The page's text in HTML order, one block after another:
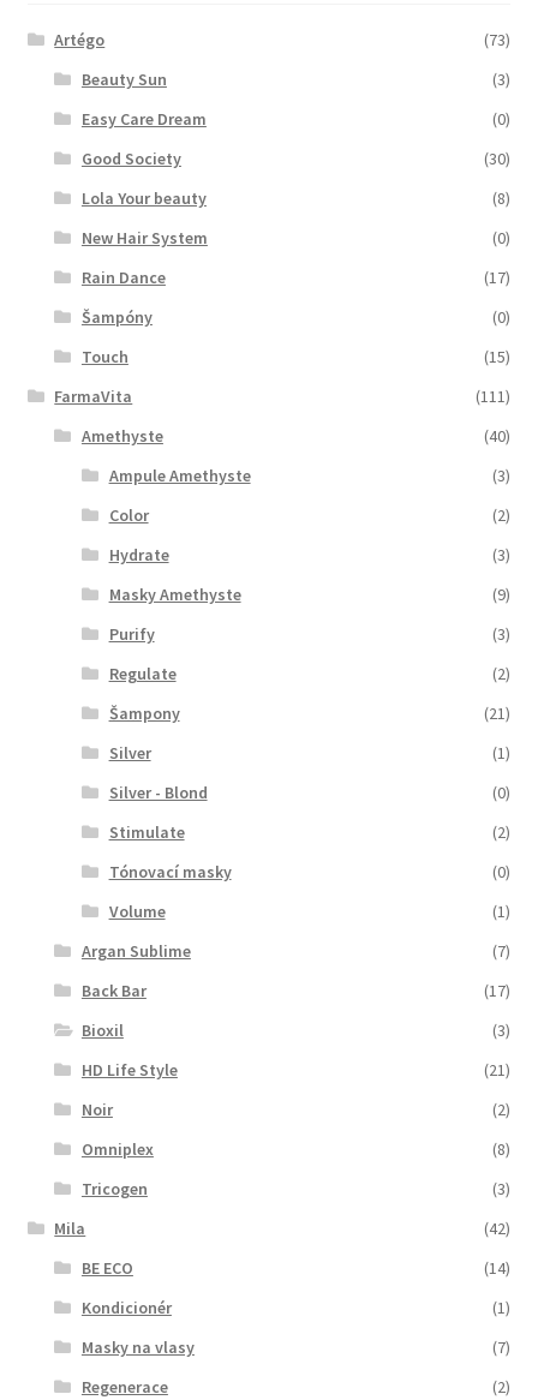
Artégo
(73)
Beauty Sun
(3)
Easy Care Dream
(0)
Good Society
(30)
Lola Your beauty
(8)
New Hair System
(0)
Rain Dance
(17)
Šampóny
(0)
Touch
(15)
FarmaVita
(111)
Amethyste
(40)
Ampule Amethyste
(3)
Color
(2)
Hydrate
(3)
Masky Amethyste
(9)
Purify
(3)
Regulate
(2)
Šampony
(21)
Silver
(1)
Silver - Blond
(0)
Stimulate
(2)
Tónovací masky
(0)
Volume
(1)
Argan Sublime
(7)
Back Bar
(17)
Bioxil
(3)
HD Life Style
(21)
Noir
(2)
Omniplex
(8)
Tricogen
(3)
Mila
(42)
BE ECO
(14)
Kondicionér
(1)
Masky na vlasy
(7)
Regenerace
(2)